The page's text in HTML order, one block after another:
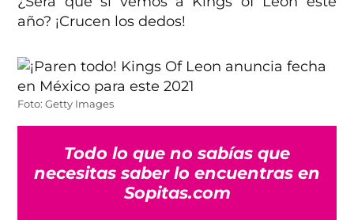
año? ¡Crucen los dedos!
Foto: Getty Images
Todo lo que no sabías que
necesitas saber lo encuentras en
Sopitas.com